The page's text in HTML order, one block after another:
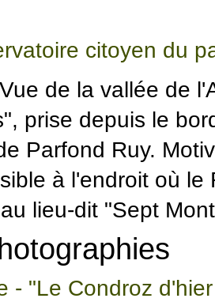
citoyen du
de la vallée de
prise depuis le
Parfond Ruy.
à l'endroit où
lieu-dit "Sept
- "Le Condroz